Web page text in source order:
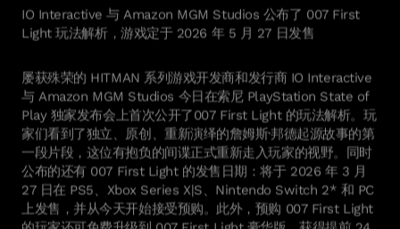
IO Interactive 与 Amazon MGM Studios 公布了 007 First
Light 玩法解析，游戏定于 2026 年 5 月 27 日发售
屡获殊荣的 HITMAN 系列游戏开发商和发行商 IO Interactive
与 Amazon MGM Studios 今日在索尼 PlayStation State of
Play 独家发布会上首次公开了007 First Light 的玩法解析。玩
家们看到了独立、原创、重新演绎的詹姆斯·邦德起源故事的第
一段片段，这位有抱负的间谍正式重新走入玩家的视野。同时
公布的还有 007 First Light 的发售日期：将于 2026 年 3 月
27 日在 PS5、Xbox Series X|S、Nintendo Switch 2* 和 PC
上发售，并从今天开始接受预购。此外，预购 007 First Light
的玩家还可免费升级到 007 First Light 豪华版，获得提前 24